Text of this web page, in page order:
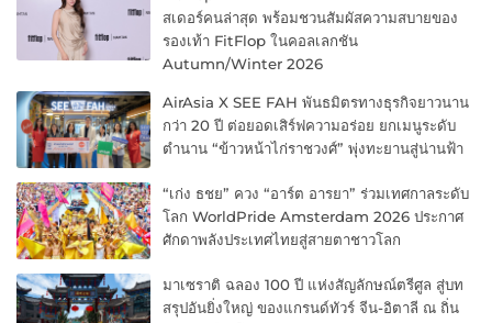
สเดอร์คนล่าสุด พร้อมชวนสัมผัสความสบายของ
รองเท้า FitFlop ในคอลเลกชัน
Autumn/Winter 2026
AirAsia X SEE FAH พันธมิตรทางธุรกิจยาวนาน
กว่า 20 ปี ต่อยอดเสิร์ฟความอร่อย ยกเมนูระดับ
ตำนาน “ข้าวหน้าไก่ราชวงศ์” พุ่งทะยานสู่น่านฟ้า
“เก่ง ธชย” ควง “อาร์ต อารยา” ร่วมเทศกาลระดับ
โลก WorldPride Amsterdam 2026 ประกาศ
ศักดาพลังประเทศไทยสู่สายตาชาวโลก
มาเซราติ ฉลอง 100 ปี แห่งสัญลักษณ์ตรีศูล สู่บท
สรุปอันยิ่งใหญ่ ของแกรนด์ทัวร์ จีน-อิตาลี ณ ถิ่น